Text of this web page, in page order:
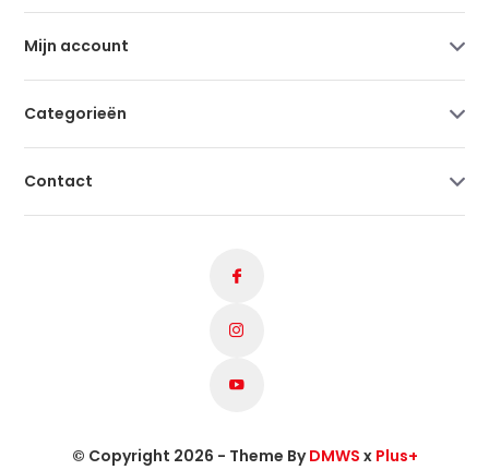
Mijn account
Categorieën
Contact
© Copyright 2026 - Theme ByDMWS x Plus+